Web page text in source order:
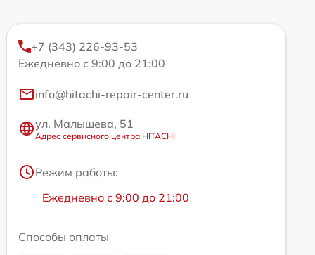
+7 (343) 226-93-53
Ежедневно с 9:00 до 21:00
info@hitachi-repair-center.ru
ул. Малышева, 51
Адрес сервисного центра HITACHI
Режим работы:
Ежедневно с 9:00 до 21:00
Способы оплаты